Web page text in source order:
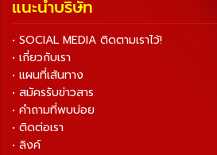
แนะนำบริษัท
• SOCIAL MEDIA ติดตามเราไว้!
• เกี่ยวกับเรา
• แผนที่เส้นทาง
• สมัครรับข่าวสาร
• คำถามที่พบบ่อย
• ติดต่อเรา
• ลิงค์